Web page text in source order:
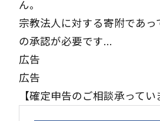
ん。
宗教法人に対する寄附であっ
の承認が必要です…
広告
広告
【確定申告のご相談承ってい